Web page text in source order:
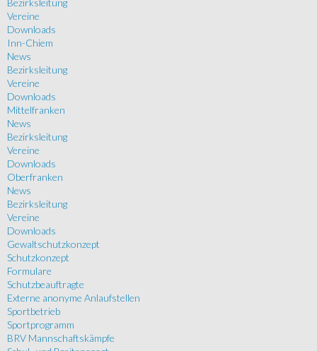
Bezirksleitung
Vereine
Downloads
Inn-Chiem
News
Bezirksleitung
Vereine
Downloads
Mittelfranken
News
Bezirksleitung
Vereine
Downloads
Oberfranken
News
Bezirksleitung
Vereine
Downloads
Gewaltschutzkonzept
Schutzkonzept
Formulare
Schutzbeauftragte
Externe anonyme Anlaufstellen
Sportbetrieb
Sportprogramm
BRV Mannschaftskämpfe